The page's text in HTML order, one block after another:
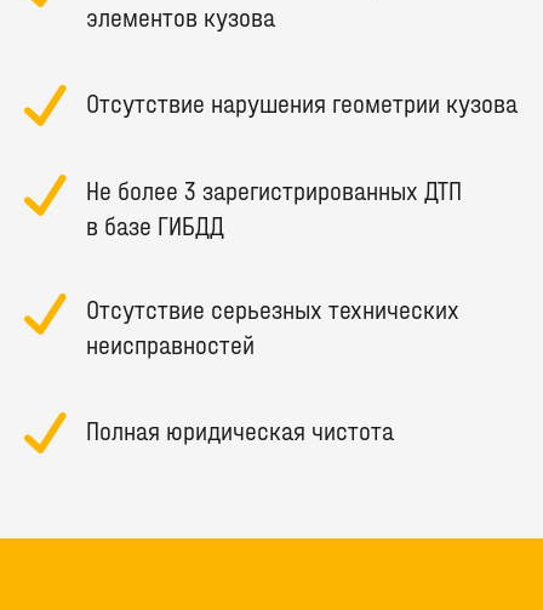
элементов кузова
Отсутствие нарушения геометрии кузова
Не более 3 зарегистрированных ДТП
в базе ГИБДД
Отсутствие серьезных технических
неисправностей
Полная юридическая чистота